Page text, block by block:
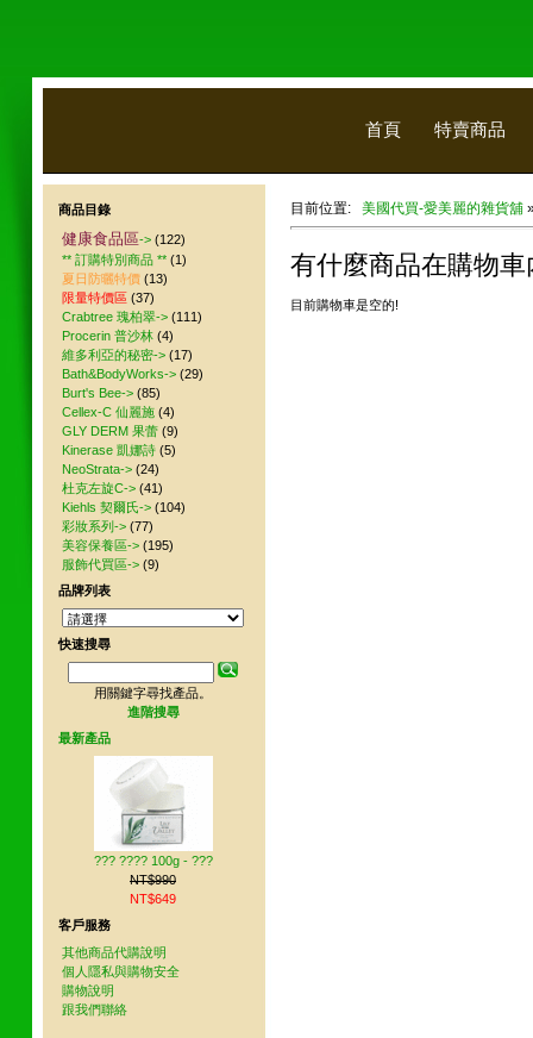
首頁 特賣商品
目前位置: 美國代買-愛美麗的雜貨舖
有什麼商品在購物車
目前購物車是空的!
商品目錄
健康食品區-> (122)
** 訂購特別商品 ** (1)
夏日防曬特價 (13)
限量特價區 (37)
Crabtree 瑰柏翠-> (111)
Procerin 普沙林 (4)
維多利亞的秘密-> (17)
Bath&BodyWorks-> (29)
Burt's Bee-> (85)
Cellex-C 仙麗施 (4)
GLY DERM 果蕾 (9)
Kinerase 凱娜詩 (5)
NeoStrata-> (24)
杜克左旋C-> (41)
Kiehls 契爾氏-> (104)
彩妝系列-> (77)
美容保養區-> (195)
服飾代買區-> (9)
品牌列表
快速搜尋
用關鍵字尋找產品。
進階搜尋
最新產品
??? ???? 100g - ???
NT$990
NT$649
客戶服務
其他商品代購說明
個人隱私與購物安全
購物說明
跟我們聯絡